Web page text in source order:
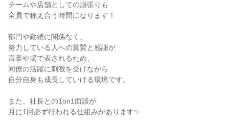
チームや店舗としての頑張りも
全員で称え合う時間になります！
部門や勤続に関係なく、
努力している人への賞賛と感謝が
言葉や場で表されるため、
同僚の活躍に刺激を受けながら
自分自身も成長していける環境です。
また、社長との1on1面談が
月に1回必ず行われる仕組みがあります✨